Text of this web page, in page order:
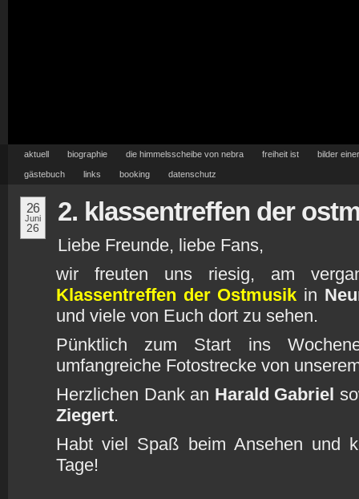
aktuell biographie die himmelsscheibe von nebra freiheit ist bilder
gästebuch links booking datenschutz
26
Juni
26
2. klassentreffen der
Liebe Freunde, liebe Fans,
wir freuten uns riesig, am
Klassentreffen der Ostmusik in
und viele von Euch dort zu sehen.
Pünktlich zum Start ins
umfangreiche Fotostrecke von
Herzlichen Dank an Harald Gabriel
Ziegert.
Habt viel Spaß beim Ansehen und
Tage!